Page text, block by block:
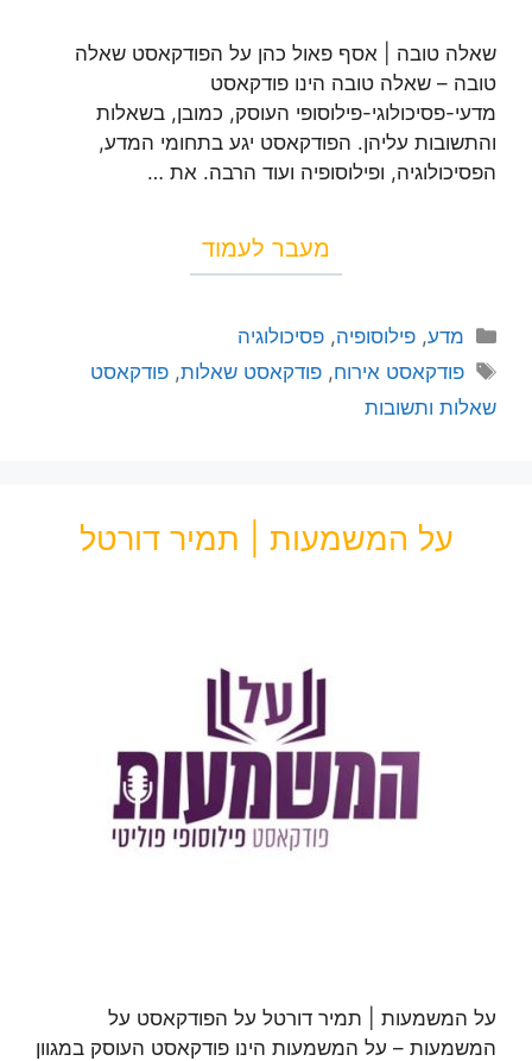
שאלה טובה | אסף פאול כהן על הפודקאסט שאלה
טובה – שאלה טובה הינו פודקאסט
מדעי-פסיכולוגי-פילוסופי העוסק, כמובן, בשאלות
והתשובות עליהן. הפודקאסט יגע בתחומי המדע,
הפסיכולוגיה, ופילוסופיה ועוד הרבה. את …
מעבר לעמוד
מדע,פילוסופיה,פסיכולוגיה
פודקאסט אירוח,פודקאסט שאלות,פודקאסט
שאלות ותשובות
על המשמעות | תמיר דורטל
על המשמעות | תמיר דורטל על הפודקאסט על
המשמעות – על המשמעות הינו פודקאסט העוסק במגוון